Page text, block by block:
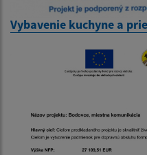
Vybavenie kuchyne a